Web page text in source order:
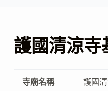
護國清涼寺
寺廟名稱 護國